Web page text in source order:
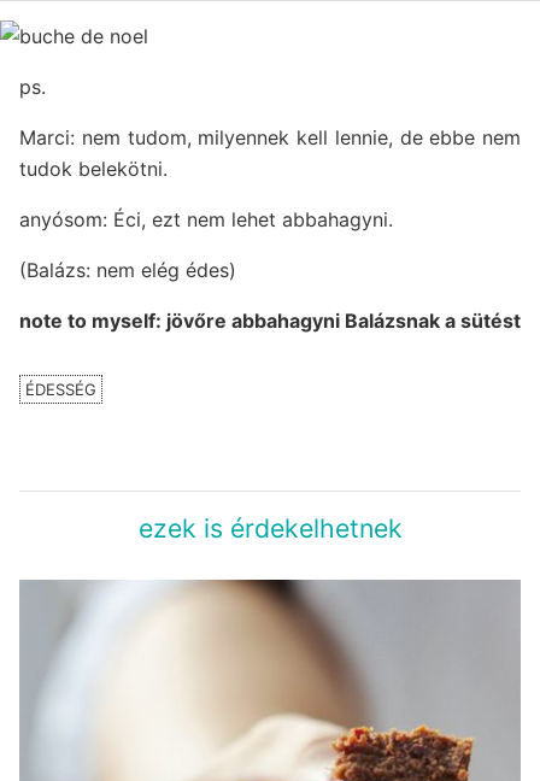
ps.
Marci: nem tudom, milyennek kell lennie, de ebbe nem
tudok belekötni.
anyósom: Éci, ezt nem lehet abbahagyni.
(Balázs: nem elég édes)
note to myself: jövőre abbahagyni Balázsnak a sütést
ÉDESSÉG
ezek is érdekelhetnek